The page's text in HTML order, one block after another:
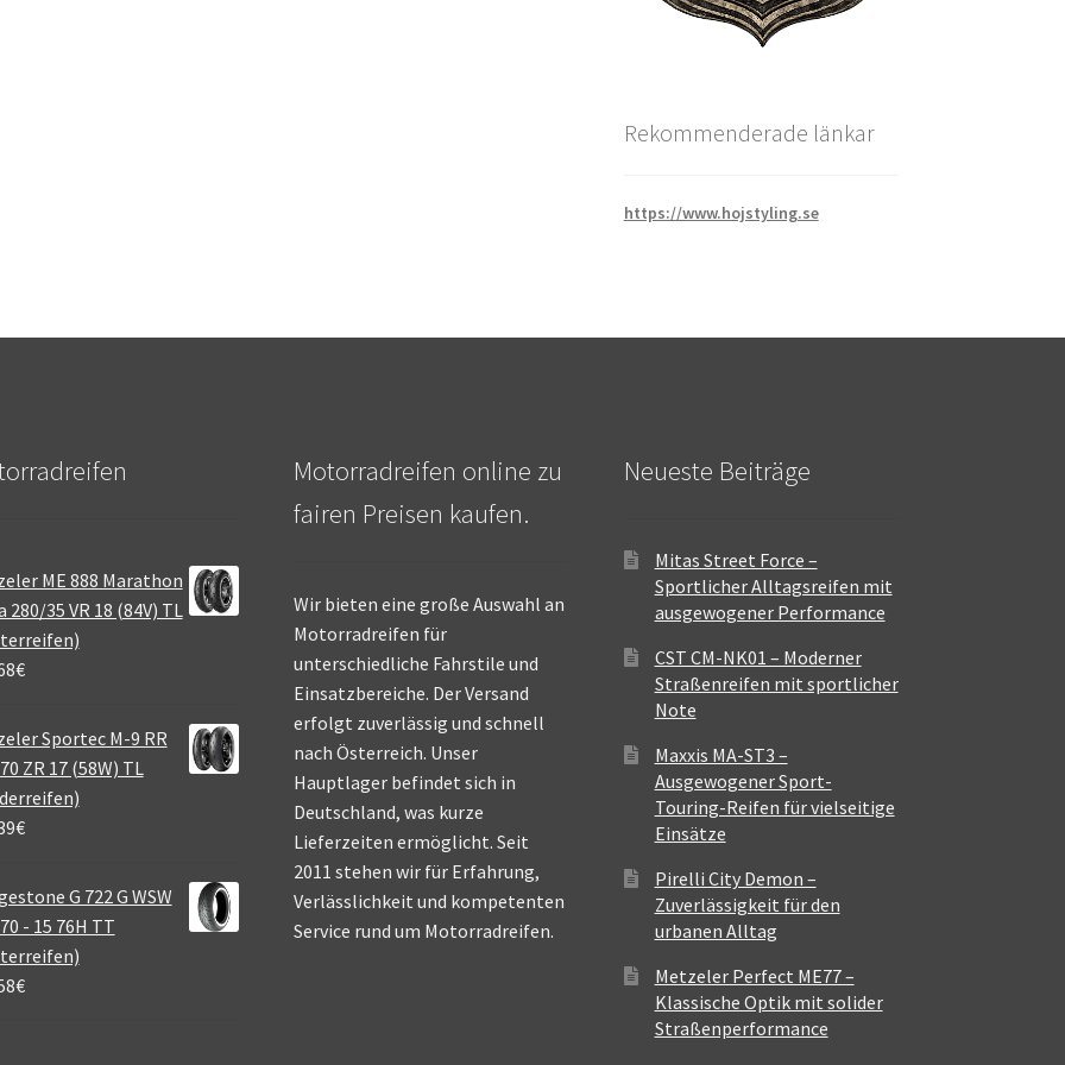
Rekommenderade länkar
https://www.hojstyling.se
ME 888 Marathon
280/35 VR 18 (84V) TL
€
Sportec M-9 RR
ZR 17 (58W) TL
€
G 722 G WSW
- 15 76H TT
€
Motorradreifen online zu
fairen Preisen kaufen.
Wir bieten eine große Auswahl an
Motorradreifen für
unterschiedliche Fahrstile und
Einsatzbereiche. Der Versand
erfolgt zuverlässig und schnell
nach Österreich. Unser
Hauptlager befindet sich in
Deutschland, was kurze
Lieferzeiten ermöglicht. Seit
2011 stehen wir für Erfahrung,
Verlässlichkeit und kompetenten
Service rund um Motorradreifen.
Neueste Beiträge
Mitas Street Force –
Sportlicher Alltagsreifen mit
ausgewogener Performance
CST CM-NK01 – Moderner
Straßenreifen mit sportlicher
Note
Maxxis MA-ST3 –
Ausgewogener Sport-
Touring-Reifen für vielseitige
Einsätze
Pirelli City Demon –
Zuverlässigkeit für den
urbanen Alltag
Metzeler Perfect ME77 –
Klassische Optik mit solider
Straßenperformance